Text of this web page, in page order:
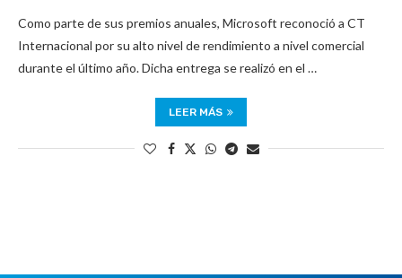
Como parte de sus premios anuales, Microsoft reconoció a CT
Internacional por su alto nivel de rendimiento a nivel comercial
durante el último año. Dicha entrega se realizó en el …
LEER MÁS